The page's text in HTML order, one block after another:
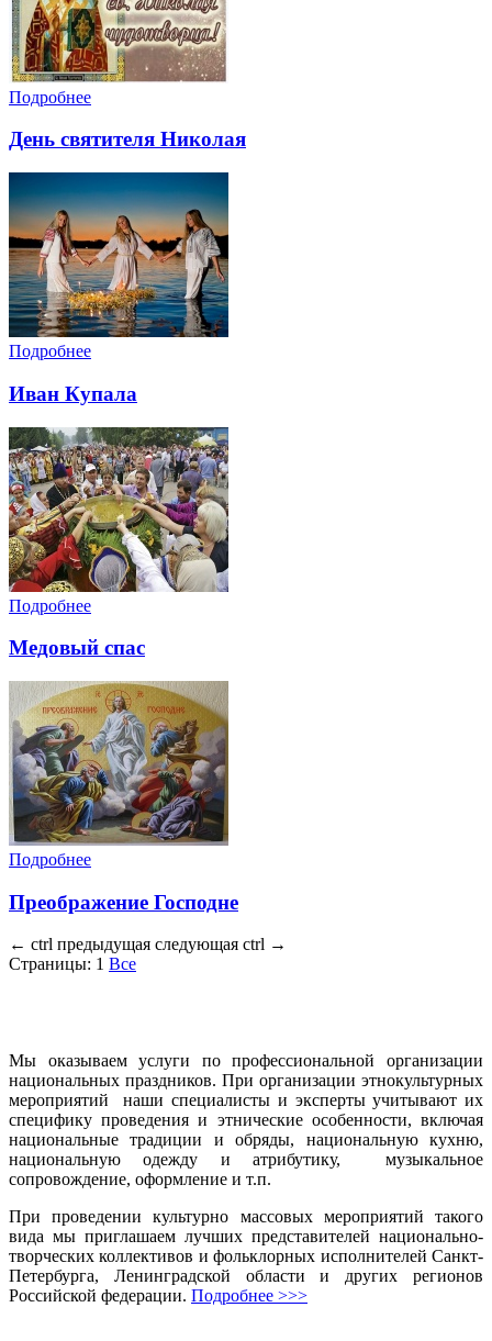
Подробнее
День святителя Николая
Подробнее
Иван Купала
Подробнее
Медовый спас
Подробнее
Преображение Господне
← ctrl предыдущая следующая ctrl →
Страницы: 1 Все
Мы оказываем услуги по профессиональной организации
национальных праздников. При организации этнокультурных
мероприятий наши специалисты и эксперты учитывают их
специфику проведения и этнические особенности, включая
национальные традиции и обряды, национальную кухню,
национальную одежду и атрибутику, музыкальное
сопровождение, оформление и т.п.
При проведении культурно массовых мероприятий такого
вида мы приглашаем лучших представителей национально-
творческих коллективов и фольклорных исполнителей Санкт-
Петербурга, Ленинградской области и других регионов
Российской федерации. Подробнее >>>